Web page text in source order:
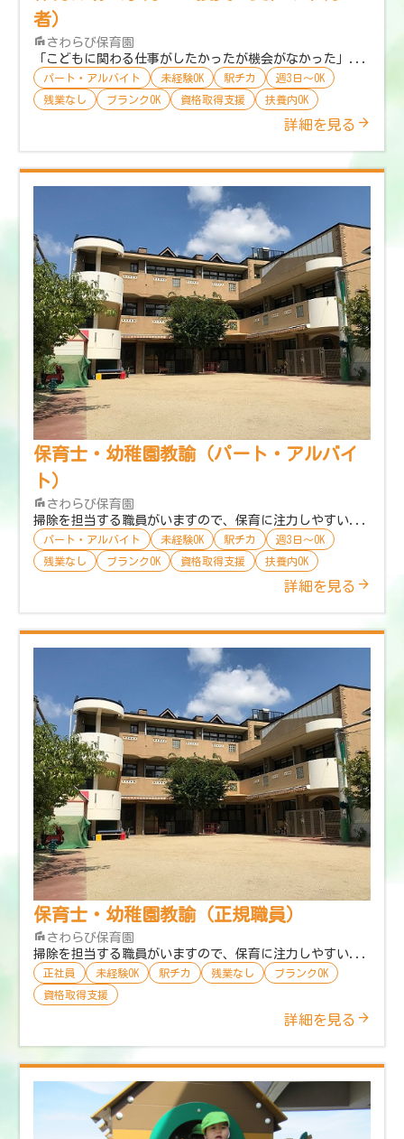
者）
さわらび保育園
「こどもに関わる仕事がしたかったが機会がなかった」...
パート・アルバイト 未経験OK 駅チカ
週3日〜OK
残業なし
ブランクOK 資格取得支援 扶養内OK
詳細を見る
保育士・幼稚園教諭（パート・アルバイ
ト）
さわらび保育園
掃除を担当する職員がいますので、保育に注力しやすい...
パート・アルバイト 未経験OK 駅チカ
週3日〜OK
残業なし
ブランクOK 資格取得支援 扶養内OK
詳細を見る
保育士・幼稚園教諭（正規職員）
さわらび保育園
掃除を担当する職員がいますので、保育に注力しやすい...
正社員 未経験OK 駅チカ 残業なし
ブランクOK
資格取得支援
詳細を見る